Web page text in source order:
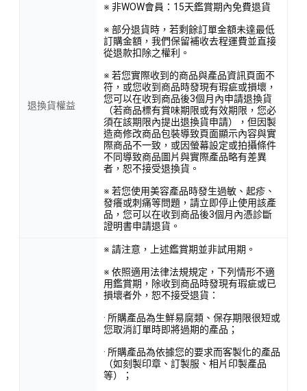
退換貨權益
※ 非WOW會員：15天鑑賞期內免費退貨
※ 部分退貨時，若剩餘訂單金額未達最低
訂購金額，我們保留補收去程運費並直接
從退款扣除之權利。
※ 若您實際收到的商品與產品資訊頁面不
符，或您收到商品時發現有瑕疵或損壞，
您可以在收到商品後3個月內申請退換貨
（若商品標有賞味期限或有效期限，您必
須在該期限內提出退換貨申請），但因製
造商修改商品包裝導致頁面顯示內容與實
際商品不一致，或因螢幕設定或拍攝條件
不同導致商品圖片與實際產品略有差異
者，恕不接受退換貨。
※ 若您使用美容產品時發生過敏、起疹、
發癢或刺痛等問題，請立即停止使用該產
品，您可以在收到商品後3個月內憑診斷
證明書申請退貨。
※ 請注意，上述鑑賞期並非試用期。
※ 依照適用法律法規規定，下列情形不適
用鑑賞期，除收到商品時發現有瑕疵或已
損壞者外，恕不接受退貨：
· 所購產品為生鮮易腐類、保存期限很短或
您取消訂單時即將過期的產品；
· 所購產品為依據您的要求而客製化的產品
（如刻製印章、訂製服、相片印製產品
等）；